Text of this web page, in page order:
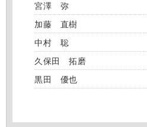
宮澤 弥
加藤 直樹
中村 聡
久保田 拓磨
黒田 優也